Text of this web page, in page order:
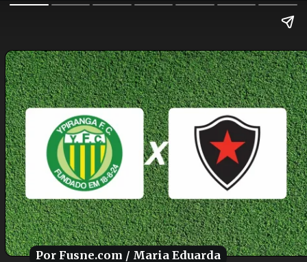
Por Fusne.com / Maria Eduarda
Por Fusne.com / Maria Eduarda